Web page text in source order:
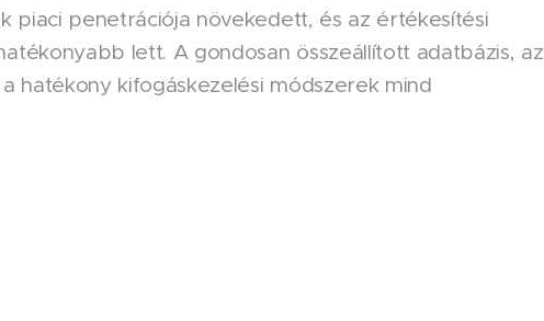
piaci penetrációja növekedett, és az értékesítési
lett. A gondosan összeállított adatbázis, az
hatékony kifogáskezelési módszerek mind